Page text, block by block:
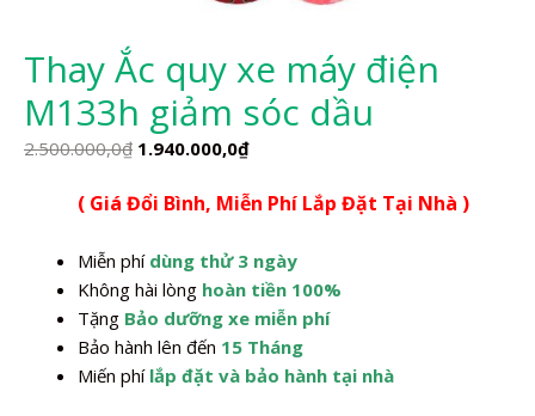
Thay Ắc quy xe máy điện
M133h giảm sóc dầu
2.500.000,0₫ Giá
là:
1.940.000,0₫Giá
tại
1.940.000,0₫.
( Giá Đổi Bình, Miễn Phí Lắp Đặt Tại Nhà )
Miễn phí dùng thử 3 ngày
Không hài lòng hoàn tiền 100%
Tặng Bảo dưỡng xe miễn phí
Bảo hành lên đến 15 Tháng
Miến phí lắp đặt và bảo hành tại nhà